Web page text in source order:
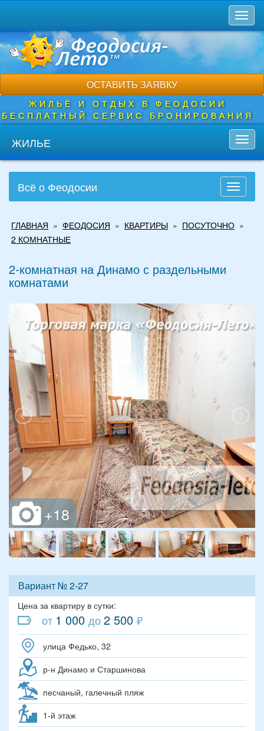
основному
содержанию
ОСТАВИТЬ ЗАЯВКУ
ЖИЛЬЁ И ОТДЫХ В ФЕОДОСИИ
БЕСПЛАТНЫЙ СЕРВИС БРОНИРОВАНИЯ
ЖИЛЬЕ
Toggle
Всё о Феодосии
здесь
ГЛАВНАЯ » ФЕОДОСИЯ » КВАРТИРЫ » ПОСУТОЧНО »
2 КОМНАТНЫЕ
2-комнатная на Динамо с раздельными
комнатами
Вариант № 2-27
Цена за квартиру в сутки:
от 1 000 до2 500 ₽
улица Федько, 32
р-н Динамо и Старшинова
песчаный, галечный пляж
1-й этаж